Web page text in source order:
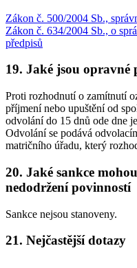
Zákon č. 500/2004 Sb.,
Zákon č. 634/2004 Sb., o
předpisů
19. Jaké jsou
Proti rozhodnutí o zamítnutí
příjmení nebo upuštění od
odvolání do 15 dnů ode dne
Odvolání se podává
matričního úřadu, který
20. Jaké sankce
nedodržení povinností
Sankce nejsou stanoveny.
21. Nejčastější dotazy